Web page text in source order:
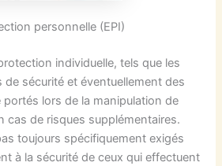
personnelle (EPI)
individuelle, tels que les
sécurité et éventuellement des
lors de la manipulation de
cas de risques supplémentaires.
toujours spécifiquement exigés
à la sécurité de ceux qui effectuent